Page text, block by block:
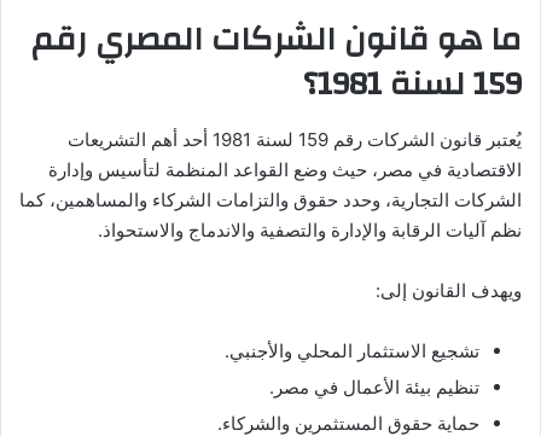
ما هو قانون الشركات المصري رقم
159 لسنة 1981؟
يُعتبر قانون الشركات رقم 159 لسنة 1981 أحد أهم التشريعات
الاقتصادية في مصر، حيث وضع القواعد المنظمة لتأسيس وإدارة
الشركات التجارية، وحدد حقوق والتزامات الشركاء والمساهمين، كما
نظم آليات الرقابة والإدارة والتصفية والاندماج والاستحواذ.
ويهدف القانون إلى:
تشجيع الاستثمار المحلي والأجنبي.
تنظيم بيئة الأعمال في مصر.
حماية حقوق المستثمرين والشركاء.